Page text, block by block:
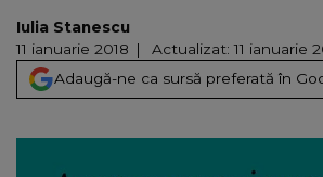
Iulia Stanescu
11 ianuarie 2018
Actualizat: 11 ianuarie
Adaugă-ne ca sursă preferată în